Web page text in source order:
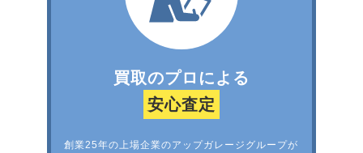
買取のプロによる
安心査定
創業25年の上場企業のアップガレージグループが